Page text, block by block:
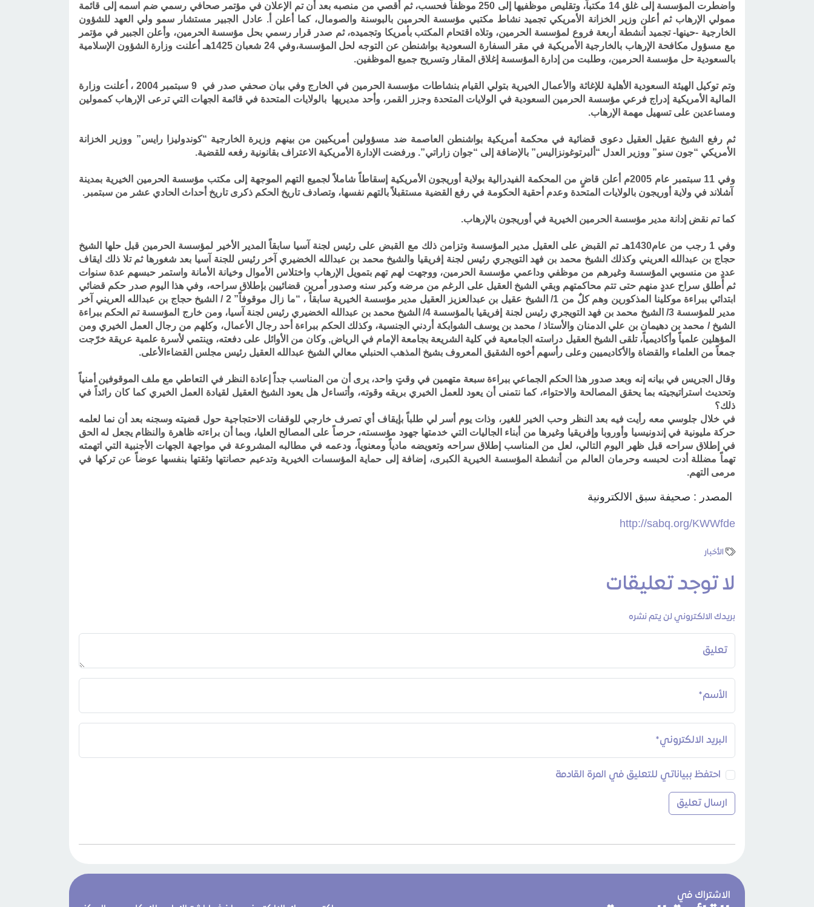
واضطرت المؤسسة إلى غلق 14 مكتباً، وتقليص موظفيها إلى 250 موظفاً فحسب، ثم أقصي من منصبه بعد أن تم الإعلان في مؤتمر صحافي رسمي ضم اسمه إلى قائمة
ممولي الإرهاب ثم أعلن وزير الخزانة الأمريكي تجميد نشاط مكتبي مؤسسة الحرمين بالبوسنة والصومال، كما أعلن أ. عادل الجبير مستشار سمو ولي العهد للشؤون
الخارجية -حينها- تجميد أنشطة أربعة فروع لمؤسسة الحرمين، وتلاه اقتحام المكتب بأمريكا وتجميده، ثم صدر قرار رسمي بحل مؤسسة الحرمين، وأعلن الجبير في مؤتمر
مع مسؤول مكافحة الإرهاب بالخارجية الأمريكية في مقر السفارة السعودية بواشنطن عن التوجه لحل المؤسسة،وفي 24 شعبان 1425هـ أعلنت وزارة الشؤون الإسلامية
بالسعودية حل مؤسسة الحرمين، وطلبت من إدارة المؤسسة إغلاق المقار وتسريح جميع الموظفين.
وتم توكيل الهيئة السعودية الأهلية للإغاثة والأعمال الخيرية بتولي القيام بنشاطات مؤسسة الحرمين في الخارج وفي بيان صحفي صدر في 9 سبتمبر 2004 ، أعلنت وزارة
المالية الأمريكية إدراج فرعي مؤسسة الحرمين السعودية في الولايات المتحدة وجزر القمر، وأحد مديريها بالولايات المتحدة في قائمة الجهات التي ترعى الإرهاب كممولين
ومساعدين على تسهيل مهمة الإرهاب.
ثم رفع الشيخ عقيل العقيل دعوى قضائية في محكمة أمريكية بواشنطن العاصمة ضد مسؤولين أمريكيين من بينهم وزيرة الخارجية “كوندوليزا رايس” ووزير الخزانة
الأمريكي “جون سنو” ووزير العدل “ألبرتوغونزاليس” بالإضافة إلى “جوان زاراتي”. ورفضت الإدارة الأمريكية الاعتراف بقانونية رفعه للقضية.
وفي 11 سبتمبر عام 2005م أعلن قاضٍ من المحكمة الفيدرالية بولاية أوريجون الأمريكية إسقاطاً شاملاً لجميع التهم الموجهة إلى مكتب مؤسسة الحرمين الخيرية بمدينة
آشلاند في ولاية أوريجون بالولايات المتحدة وعدم أحقية الحكومة في رفع القضية مستقبلاً بالتهم نفسها، وتصادف تاريخ الحكم ذكرى تاريخ أحداث الحادي عشر من سبتمبر .
كما تم نقض إدانة مدير مؤسسة الحرمين الخيرية في أوريجون بالإرهاب.
وفي 1 رجب من عام1430هـ تم القبض على العقيل مدير المؤسسة وتزامن ذلك مع القبض على رئيس لجنة آسيا سابقاً المدير الأخير لمؤسسة الحرمين قبل حلها الشيخ
حجاج بن عبدالله العريني وكذلك الشيخ محمد بن فهد التويجري رئيس لجنة إفريقيا والشيخ محمد بن عبدالله الخضيري آخر رئيس للجنة آسيا بعد شغورها ثم تلا ذلك ايقاف
عددٍ من منسوبي المؤسسة وغيرهم من موظفي وداعمي مؤسسة الحرمين، ووجهت لهم تهم بتمويل الإرهاب واختلاس الأموال وخيانة الأمانة واستمر حبسهم عدة سنوات
ثم أطلق سراح عددٍ منهم حتى تتم محاكمتهم وبقي الشيخ العقيل على الرغم من مرضه وكبر سنه وصدور أمرين قضائيين بإطلاق سراحه، وفي هذا اليوم صدر حكم قضائي
ابتدائي ببراءة موكلينا المذكورين وهم كلٌ من 1/ الشيخ عقيل بن عبدالعزيز العقيل مدير مؤسسة الخيرية سابقاً ، “ما زال موقوفاً” 2 / الشيخ حجاج بن عبدالله العريني آخر
مدير للمؤسسة 3/ الشيخ محمد بن فهد التويجري رئيس لجنة إفريقيا بالمؤسسة 4/ الشيخ محمد بن عبدالله الخضيري رئيس لجنة آسيا، ومن خارج المؤسسة تم الحكم ببراءة
الشيخ / محمد بن دهيمان بن علي الدمنان والأستاذ / محمد بن يوسف الشوابكة أردني الجنسية، وكذلك الحكم ببراءة أحد رجال الأعمال، وكلهم من رجال العمل الخيري ومن
المؤهلين علمياً وأكاديمياً، تلقى الشيخ العقيل دراسته الجامعية في كلية الشريعة بجامعة الإمام في الرياض, وكان من الأوائل على دفعته، وينتمي لأسرة علمية عريقة خرّجت
جمعاً من العلماء والقضاة والأكاديميين وعلى رأسهم أخوه الشقيق المعروف بشيخ المذهب الحنبلي معالي الشيخ عبدالله العقيل رئيس مجلس القضاءالأعلى.
وقال الجريس في بيانه إنه وبعد صدور هذا الحكم الجماعي ببراءة سبعة متهمين في وقتٍ واحد، يرى أن من المناسب جداً إعادة النظر في التعاطي مع ملف الموقوفين أمنياً
وتحديث استراتيجيته بما يحقق المصالحة والاحتواء، كما نتمنى أن يعود للعمل الخيري بريقه وقوته، وأتساءل هل يعود الشيخ العقيل لقيادة العمل الخيري كما كان رائداً في
ذلك؟
في خلال جلوسي معه رأيت فيه بعد النظر وحب الخير للغير، وذات يوم أسر لي طلباً بإيقاف أي تصرف خارجي للوقفات الاحتجاجية حول قضيته وسجنه بعد أن نما لعلمه
حركة مليونية في إندونيسيا وأوروبا وإفريقيا وغيرها من أبناء الجاليات التي خدمتها جهود مؤسسته، حرصاً على المصالح العليا، وبما أن براءته ظاهرة والنظام يجعل له الحق
في إطلاق سراحه قبل ظهر اليوم التالي، لعل من المناسب إطلاق سراحه وتعويضه مادياً ومعنوياً، ودعمه في مطالبه المشروعة في مواجهة الجهات الأجنبية التي اتهمته
تهماً مضللة أدت لحبسه وحرمان العالم من أنشطة المؤسسة الخيرية الكبرى، إضافة إلى حماية المؤسسات الخيرية وتدعيم حصانتها وثقتها بنفسها عوضاً عن تركها في
مرمى التهم.
المصدر : صحيفة سبق الالكترونية
http://sabq.org/KWWfde
الأخبار
لا توجد تعليقات
بريدك الالكتروني لن يتم نشره
تعليق
الأسم*
البريد الالكتروني*
احتفظ ببياناتي للتعليق في المرة القادمة
الاشتراك في